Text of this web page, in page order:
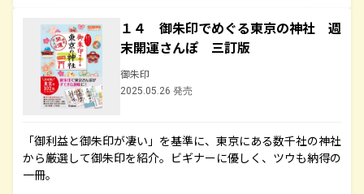
１４ 御朱印でめぐる東京の神社 週
末開運さんぽ 三訂版
御朱印
2025.05.26 発売
「御利益と御朱印が凄い」を基準に、東京にある数千社の神社
から厳選して御朱印を紹介。ビギナーに優しく、ツウも納得の
一冊。